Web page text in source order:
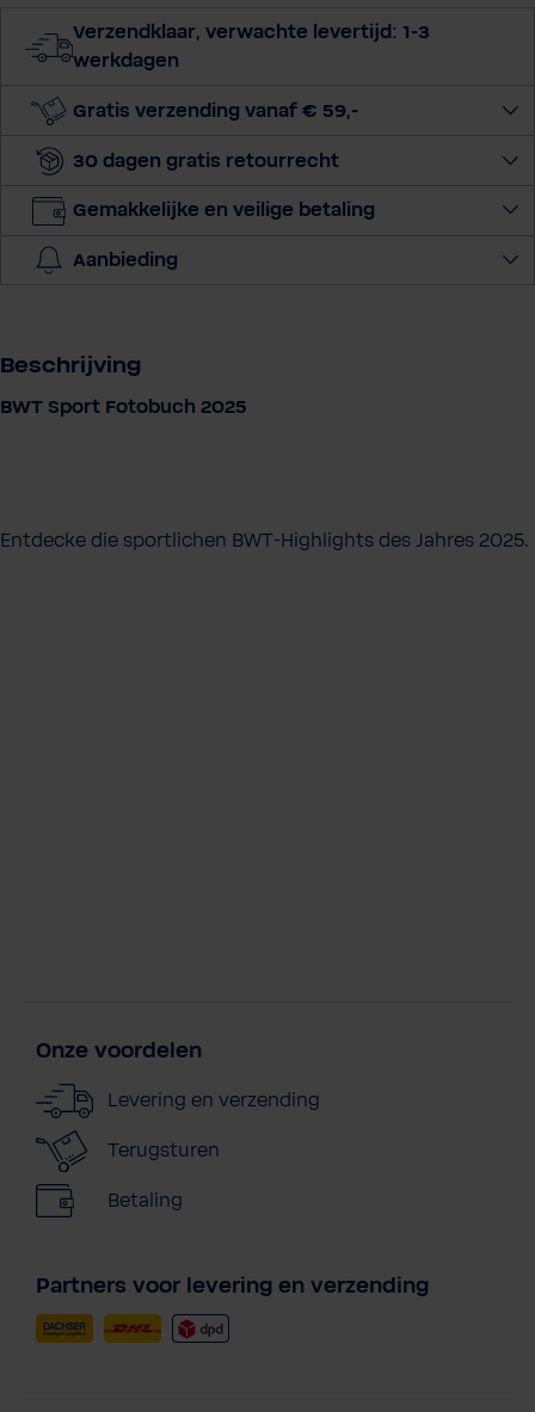
r
o
v
Verzendklaar, verwachte levertijd: 1-3
werkdagen
Gratis verzending vanaf € 59,-
30 dagen gratis retourrecht
Gemakkelijke en veilige betaling
Aanbieding
Beschrijving
BWT Sport Fotobuch 2025
Entdecke die sportlichen BWT-Highlights des Jahres 2025.
Onze voordelen
Levering en verzending
Terugsturen
Betaling
Partners voor levering en verzending